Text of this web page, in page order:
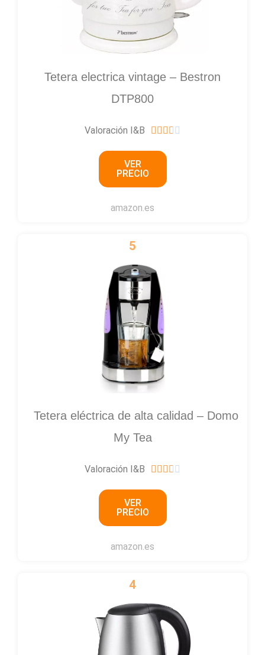
Tetera electrica vintage – Bestron
DTP800
Valoración I&B     
VER
PRECIO
amazon.es
5
Tetera eléctrica de alta calidad – Domo
My Tea
Valoración I&B     
VER
PRECIO
amazon.es
4